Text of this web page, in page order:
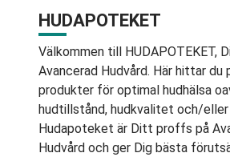
HUDAPOTEKET
Välkommen till HUDAPOTEKET,
Avancerad Hudvård. Här hittar du
produkter för optimal hudhälsa
hudtillstånd, hudkvalitet och/eller
Hudapoteket är Ditt proffs på
Hudvård och ger Dig bästa